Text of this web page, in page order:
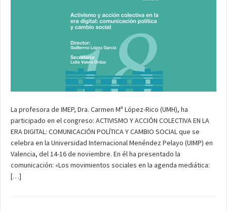
La profesora de IMEP, Dra. Carmen Mª López-Rico (UMH), ha
participado en el congreso: ACTIVISMO Y ACCIÓN COLECTIVA EN LA
ERA DIGITAL: COMUNICACIÓN POLÍTICA Y CAMBIO SOCIAL que se
celebra en la Universidad Internacional Menéndez Pelayo (UIMP) en
Valencia, del 14-16 de noviembre. En él ha presentado la
comunicación: «Los movimientos sociales en la agenda mediática:
[…]